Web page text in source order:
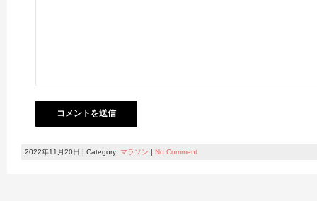
2022年11月20日 | Category: マラソン | No Comment